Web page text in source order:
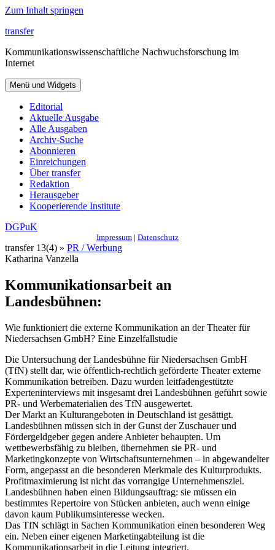
Zum Inhalt springen
transfer
Kommunikationswissenschaftliche Nachwuchsforschung im
Internet
Menü und Widgets
Editorial
Aktuelle Ausgabe
Alle Ausgaben
Archiv-Suche
Abonnieren
Einreichungen
Über transfer
Redaktion
Herausgeber
Kooperierende Institute
DGPuK
Impressum | Datenschutz
transfer 13(4) » PR / Werbung
Katharina Vanzella
Kommunikationsarbeit an
Landesbühnen:
Wie funktioniert die externe Kommunikation an der Theater für
Niedersachsen GmbH? Eine Einzelfallstudie
Die Untersuchung der Landesbühne für Niedersachsen GmbH
(TfN) stellt dar, wie öffentlich-rechtlich geförderte Theater externe
Kommunikation betreiben. Dazu wurden leitfadengestützte
Experteninterviews mit insgesamt drei Landesbühnen geführt sowie
PR- und Werbematerialien des TfN ausgewertet.
Der Markt an Kulturangeboten in Deutschland ist gesättigt.
Landesbühnen müssen sich in der Gunst der Zuschauer und
Fördergeldgeber gegen andere Anbieter behaupten. Um
wettbewerbsfähig zu bleiben, übernehmen sie PR- und
Marketingkonzepte von Wirtschaftsunternehmen – in abgewandelter
Form, angepasst an die besonderen Merkmale des Kulturprodukts.
Profitmaximierung ist nicht das vorrangige Unternehmensziel.
Landesbühnen haben einen Bildungsauftrag: sie müssen ein
bestimmtes Repertoire von Stücken anbieten, auch wenn einige
davon kaum Publikumsinteresse wecken.
Das TfN schlägt in Sachen Kommunikation einen besonderen Weg
ein. Neben einer eigenen Marketingabteilung ist die
Kommunikationsarbeit in die Leitung integriert.